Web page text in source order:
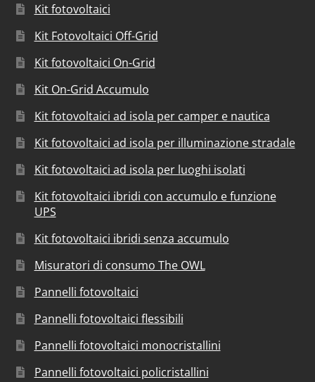
Kit fotovoltaici
Kit Fotovoltaici Off-Grid
Kit fotovoltaici On-Grid
Kit On-Grid Accumulo
Kit fotovoltaici ad isola per camper e nautica
Kit fotovoltaici ad isola per illuminazione stradale
Kit fotovoltaici ad isola per luoghi isolati
Kit fotovoltaici ibridi con accumulo e funzione
UPS
Kit fotovoltaici ibridi senza accumulo
Misuratori di consumo The OWL
Pannelli fotovoltaici
Pannelli fotovoltaici flessibili
Pannelli fotovoltaici monocristallini
Pannelli fotovoltaici policristallini